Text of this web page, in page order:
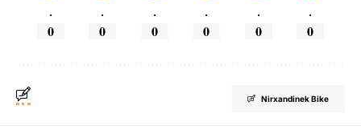
.
0
.
0
.
0
.
0
.
0
.
0
Nirxandinek Bike